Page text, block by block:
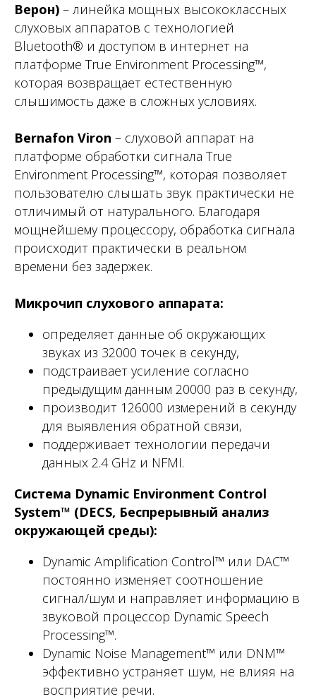
Верон) – линейка мощных высококлассных
слуховых аппаратов с технологией
Bluetooth® и доступом в интернет на
платформе True Environment Processing™,
которая возвращает естественную
слышимость даже в сложных условиях.
Bernafon Viron – слуховой аппарат на
платформе обработки сигнала True
Environment Processing™, которая позволяет
пользователю слышать звук практически не
отличимый от натурального. Благодаря
мощнейшему процессору, обработка сигнала
происходит практически в реальном
времени без задержек.
Микрочип слухового аппарата:
определяет данные об окружающих
звуках из 32000 точек в секунду,
подстраивает усиление согласно
предыдущим данным 20000 раз в секунду,
производит 126000 измерений в секунду
для выявления обратной связи,
поддерживает технологии передачи
данных 2.4 GHz и NFMI.
Система Dynamic Environment Control
System™ (DECS, Беспрерывный анализ
окружающей среды):
Dynamic Amplification Control™ или DAC™
постоянно изменяет соотношение
сигнал/шум и направляет информацию в
звуковой процессор Dynamic Speech
Processing™.
Dynamic Noise Management™ или DNM™
эффективно устраняет шум, не влияя на
восприятие речи.